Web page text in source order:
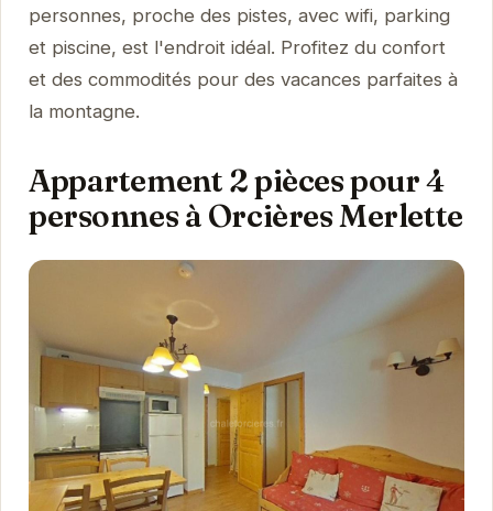
personnes, proche des pistes, avec wifi, parking
et piscine, est l'endroit idéal. Profitez du confort
et des commodités pour des vacances parfaites à
la montagne.
Appartement 2 pièces pour 4
personnes à Orcières Merlette